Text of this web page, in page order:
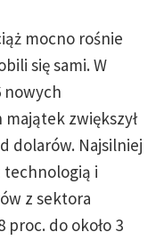
mocno rośnie
się sami. W
nowych
zwiększył
dolarów. Najsilniej
technologią i
z sektora
proc. do około 3